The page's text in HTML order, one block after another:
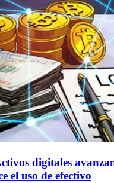
digitales
el uso de efectivo